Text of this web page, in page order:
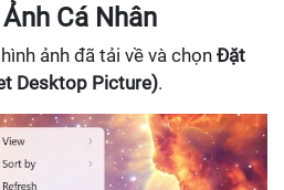
Cá Nhân
ảnh đã tải về và chọn Đặt
Desktop Picture).